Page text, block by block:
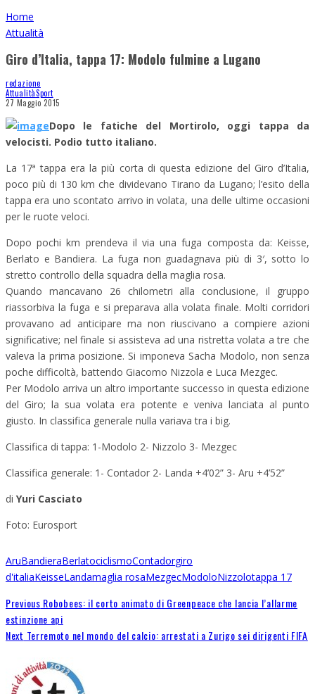
Home
Attualità
Giro d’Italia, tappa 17: Modolo fulmine a Lugano
redazione
AttualitàSport
27 Maggio 2015
Dopo le fatiche del Mortirolo, oggi tappa da
velocisti. Podio tutto italiano.
La 17ª tappa era la più corta di questa edizione del Giro d’Italia,
poco più di 130 km che dividevano Tirano da Lugano; l’esito della
tappa era uno scontato arrivo in volata, una delle ultime occasioni
per le ruote veloci.
Dopo pochi km prendeva il via una fuga composta da: Keisse,
Berlato e Bandiera. La fuga non guadagnava più di 3′, sotto lo
stretto controllo della squadra della maglia rosa.
Quando mancavano 26 chilometri alla conclusione, il gruppo
riassorbiva la fuga e si preparava alla volata finale. Molti corridori
provavano ad anticipare ma non riuscivano a compiere azioni
significative; nel finale si assisteva ad una ristretta volata a tre che
valeva la prima posizione. Si imponeva Sacha Modolo, non senza
poche difficoltà, battendo Giacomo Nizzola e Luca Mezgec.
Per Modolo arriva un altro importante successo in questa edizione
del Giro; la sua volata era potente e veniva lanciata al punto
giusto. In classifica generale nulla variava tra i big.
Classifica di tappa: 1-Modolo 2- Nizzolo 3- Mezgec
Classifica generale: 1- Contador 2- Landa +4’02” 3- Aru +4’52”
di Yuri Casciato
Foto: Eurosport
AruBandieraBerlatociclismoContadorgiro
d'italiaKeisseLandamaglia rosaMezgecModoloNizzolotappa 17
Previous Robobees: il corto animato di Greenpeace che lancia l’allarme
estinzione api
Next Terremoto nel mondo del calcio: arrestati a Zurigo sei dirigenti FIFA